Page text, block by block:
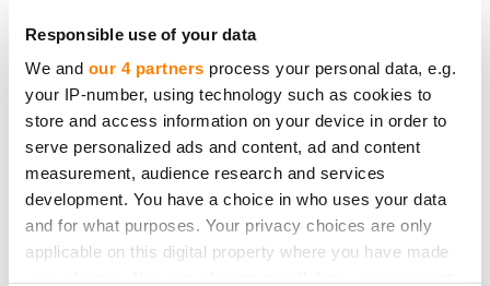
Responsible use of your data
We and our 4 partners process your personal data, e.g.
your IP-number, using technology such as cookies to
store and access information on your device in order to
serve personalized ads and content, ad and content
measurement, audience research and services
development. You have a choice in who uses your data
and for what purposes. Your privacy choices are only
applicable on this digital property where you have made
Ar yra taisyklės komentarams,
klausimams ir informacijai
CrowdedHero platformoje?
Kodėl turiu patvirtinti savo tapatybę
prieš investuodamas į įmonės kapitalą?